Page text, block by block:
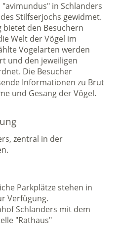
in Schlanders
Stilfserjochs gewidmet.
bietet den Besuchern
Welt der Vögel im
Vogelarten werden
und den jeweiligen
Die Besucher
Informationen zu Brut
und Gesang der Vögel.
zentral in der
Parkplätze stehen in
Verfügung.
Schlanders mit dem
"Rathaus"